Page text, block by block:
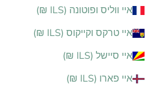
איי ווליס ופוטונה (ILS ₪)
איי טרקס וקייקוס (ILS ₪)
איי סיישל (ILS ₪)
איי פארו (ILS ₪)